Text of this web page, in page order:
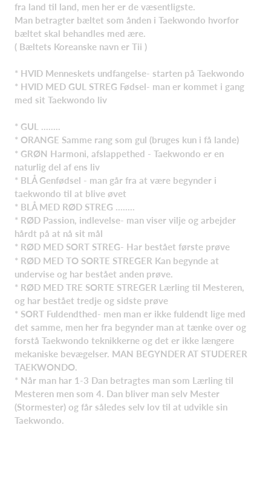
fra land til land, men her er de væsentligste.
Man betragter bæltet som ånden i Taekwondo hvorfor
bæltet skal behandles med ære.
( Bæltets Koreanske navn er Tii )
* HVID Menneskets undfangelse- starten på Taekwondo
* HVID MED GUL STREG Fødsel- man er kommet i gang
med sit Taekwondo liv
* GUL ........
* ORANGE Samme rang som gul (bruges kun i få lande)
* GRØN Harmoni, afslappethed - Taekwondo er en
naturlig del af ens liv
* BLÅ Genfødsel - man går fra at være begynder i
taekwondo til at blive øvet
* BLÅ MED RØD STREG ........
* RØD Passion, indlevelse- man viser vilje og arbejder
hårdt på at nå sit mål
* RØD MED SORT STREG- Har bestået første prøve
* RØD MED TO SORTE STREGER Kan begynde at
undervise og har bestået anden prøve.
* RØD MED TRE SORTE STREGER Lærling til Mesteren,
og har bestået tredje og sidste prøve
* SORT Fuldendthed- men man er ikke fuldendt lige med
det samme, men her fra begynder man at tænke over og
forstå Taekwondo teknikkerne og det er ikke længere
mekaniske bevægelser. MAN BEGYNDER AT STUDERER
TAEKWONDO.
* Når man har 1-3 Dan betragtes man som Lærling til
Mesteren men som 4. Dan bliver man selv Mester
(Stormester) og får således selv lov til at udvikle sin
Taekwondo.